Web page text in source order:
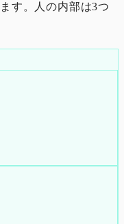
す。人の内部は3つ